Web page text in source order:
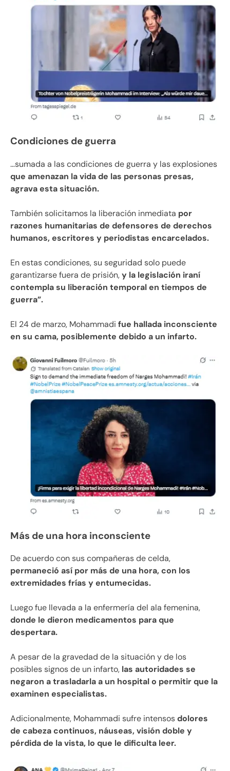
Condiciones de guerra
…sumada a las condiciones de guerra y las explosiones
que amenazan la vida de las personas presas,
agrava esta situación.
También solicitamos la liberación inmediata por
razones humanitarias de defensores de derechos
humanos, escritores y periodistas encarcelados.
En estas condiciones, su seguridad solo puede
garantizarse fuera de prisión,y la legislación iraní
contempla su liberación temporal en tiempos de
guerra”.
El 24 de marzo, Mohammadi fue hallada inconsciente
en su cama, posiblemente debido a un infarto.
Más de una hora inconsciente
De acuerdo con sus compañeras de celda,
permaneció así por más de una hora, con los
extremidades frías y entumecidas.
Luego fue llevada a la enfermería del ala femenina,
donde le dieron medicamentos para que
despertara.
A pesar de la gravedad de la situación y de los
posibles signos de un infarto, las autoridades se
negaron a trasladarla a un hospital o permitir que la
examinen especialistas.
Adicionalmente, Mohammadi sufre intensosdolores
de cabeza continuos, náuseas, visión doble y
pérdida de la vista, lo que le dificulta leer.